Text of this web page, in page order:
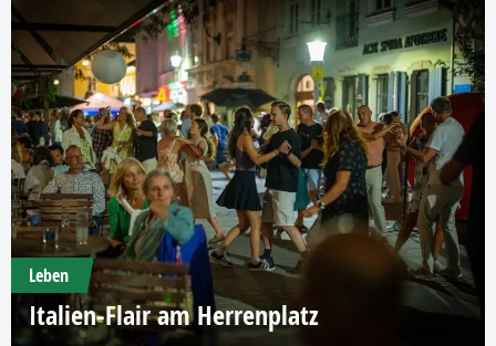
Leben
Italien-Flair am Herrenplatz